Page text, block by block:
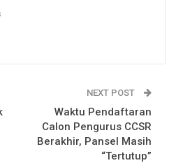
NEXT POST
Waktu Pendaftaran
Calon Pengurus CCSR
Berakhir, Pansel Masih
“Tertutup”